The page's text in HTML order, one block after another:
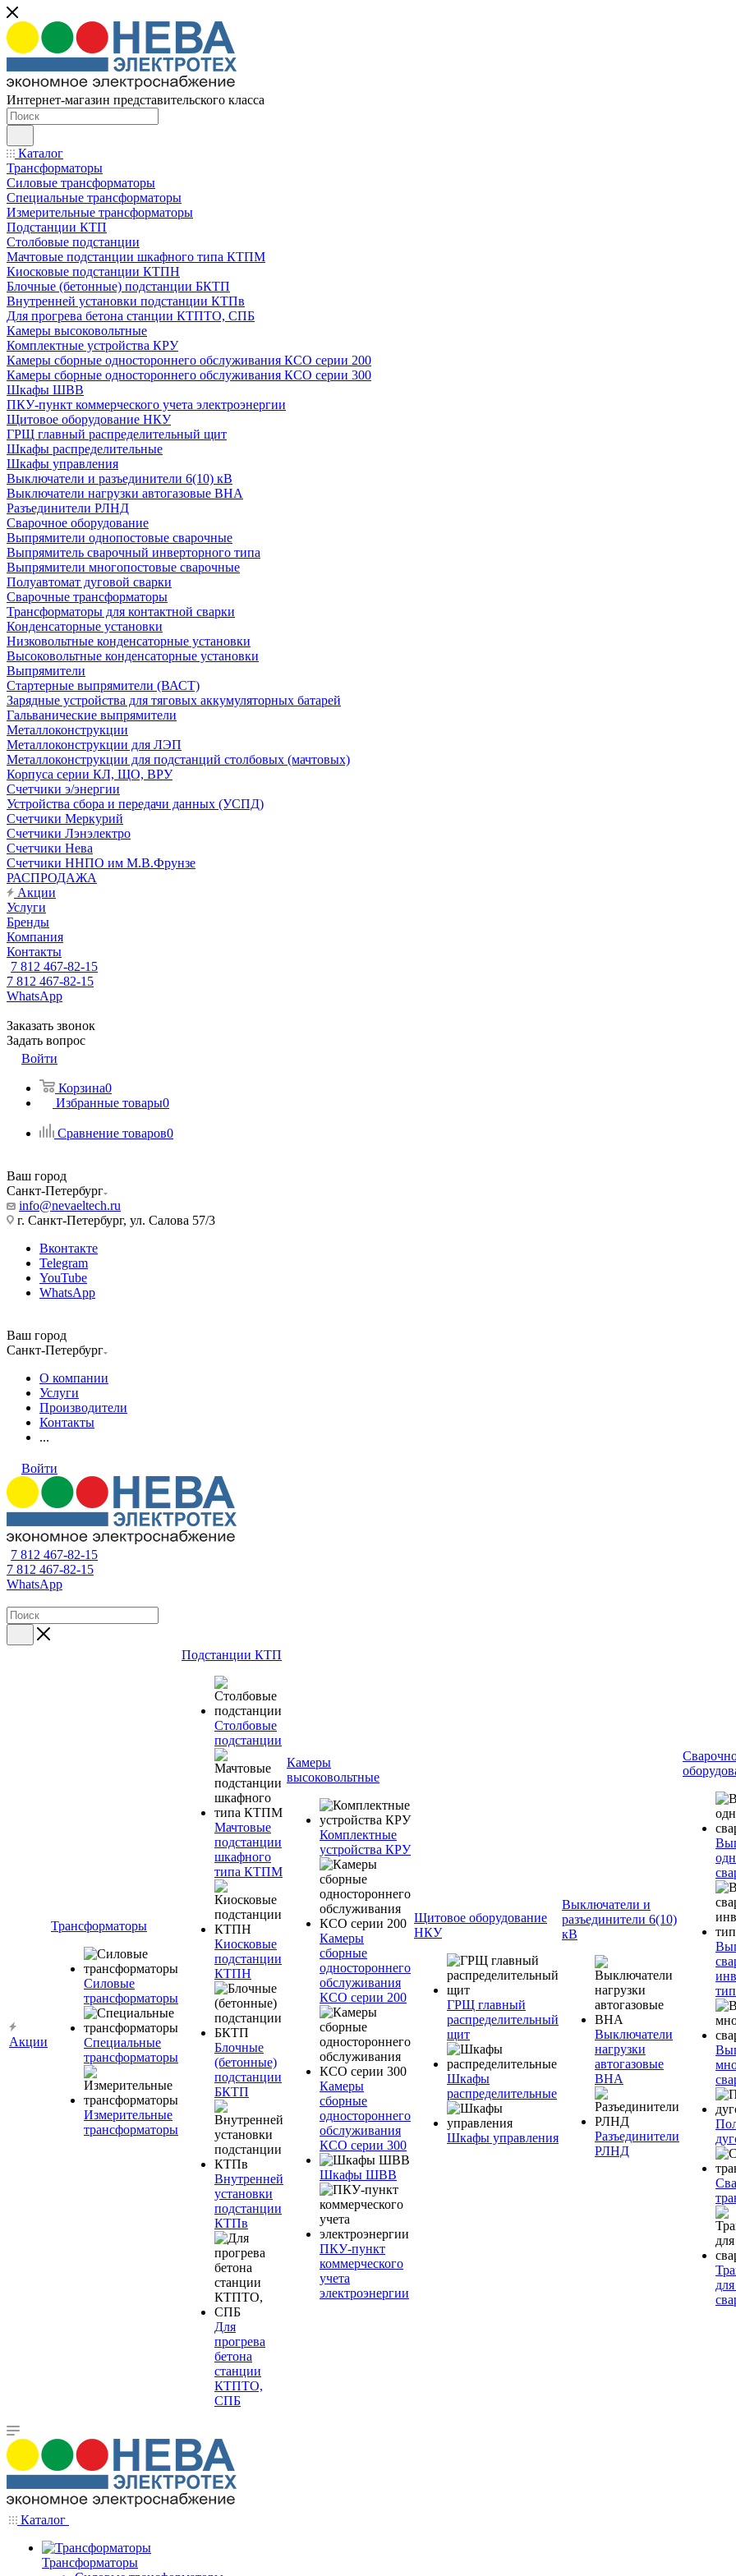
Интернет-магазин представительского класса
Каталог
Трансформаторы
Силовые трансформаторы
Специальные трансформаторы
Измерительные трансформаторы
Подстанции КТП
Столбовые подстанции
Мачтовые подстанции шкафного типа КТПМ
Киосковые подстанции КТПН
Блочные (бетонные) подстанции БКТП
Внутренней установки подстанции КТПв
Для прогрева бетона станции КТПТО, СПБ
Камеры высоковольтные
Комплектные устройства КРУ
Камеры сборные одностороннего обслуживания КСО серии 200
Камеры сборные одностороннего обслуживания КСО серии 300
Шкафы ШВВ
ПКУ-пункт коммерческого учета электроэнергии
Щитовое оборудование НКУ
ГРЩ главный распределительный щит
Шкафы распределительные
Шкафы управления
Выключатели и разъединители 6(10) кВ
Выключатели нагрузки автогазовые ВНА
Разъединители РЛНД
Сварочное оборудование
Выпрямители однопостовые сварочные
Выпрямитель сварочный инверторного типа
Выпрямители многопостовые сварочные
Полуавтомат дуговой сварки
Сварочные трансформаторы
Трансформаторы для контактной сварки
Конденсаторные установки
Низковольтные конденсаторные установки
Высоковольтные конденсаторные установки
Выпрямители
Стартерные выпрямители (ВАСТ)
Зарядные устройства для тяговых аккумуляторных батарей
Гальванические выпрямители
Металлоконструкции
Металлоконструкции для ЛЭП
Металлоконструкции для подстанций столбовых (мачтовых)
Корпуса серии КЛ, ЩО, ВРУ
Счетчики э/энергии
Устройства сбора и передачи данных (УСПД)
Счетчики Меркурий
Счетчики Лэнэлектро
Счетчики Нева
Счетчики ННПО им М.В.Фрунзе
РАСПРОДАЖА
Акции
Услуги
Бренды
Компания
Контакты
7 812 467-82-15
7 812 467-82-15
WhatsApp
Заказать звонок
Задать вопрос
Войти
Корзина0
Избранные товары0
Сравнение товаров0
Ваш город
Санкт-Петербург
info@nevaeltech.ru
г. Санкт-Петербург, ул. Салова 57/3
Вконтакте
Telegram
YouTube
WhatsApp
Ваш город
Санкт-Петербург
О компании
Услуги
Производители
Контакты
...
Войти
7 812 467-82-15
7 812 467-82-15
WhatsApp
Акции
Трансформаторы
Силовые
трансформаторы
Специальные
трансформаторы
Измерительные
трансформаторы
Подстанции КТП
Столбовые
подстанции
Мачтовые
подстанции
шкафного
типа КТПМ
Киосковые
подстанции
КТПН
Блочные
(бетонные)
подстанции
БКТП
Внутренней
установки
подстанции
КТПв
Для
прогрева
бетона
станции
КТПТО,
СПБ
Камеры
высоковольтные
Комплектные
устройства КРУ
Камеры
сборные
одностороннего
обслуживания
КСО серии 200
Камеры
сборные
одностороннего
обслуживания
КСО серии 300
Шкафы ШВВ
ПКУ-пункт
коммерческого
учета
электроэнергии
Щитовое оборудование
НКУ
ГРЩ главный
распределительный
щит
Шкафы
распределительные
Шкафы управления
Выключатели и
разъединители 6(10)
кВ
Выключатели
нагрузки
автогазовые
ВНА
Разъединители
РЛНД
Каталог
Трансформаторы